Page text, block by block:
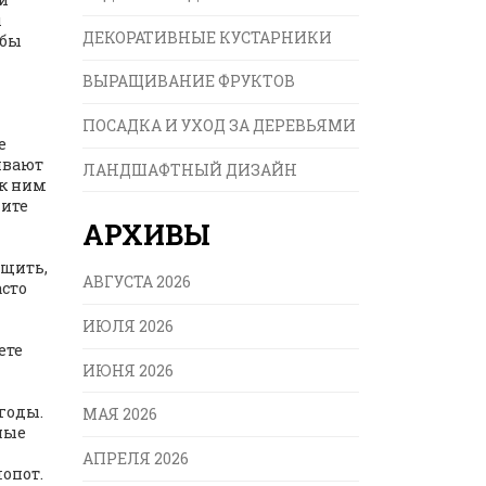
ним
ДЕКОРАТИВНЫЕ КУСТАРНИКИ
ВЫРАЩИВАНИЕ ФРУКТОВ
ПОСАДКА И УХОД ЗА ДЕРЕВЬЯМИ
ЛАНДШАФТНЫЙ ДИЗАЙН
АРХИВЫ
АВГУСТА 2026
ИЮЛЯ 2026
ИЮНЯ 2026
МАЯ 2026
АПРЕЛЯ 2026